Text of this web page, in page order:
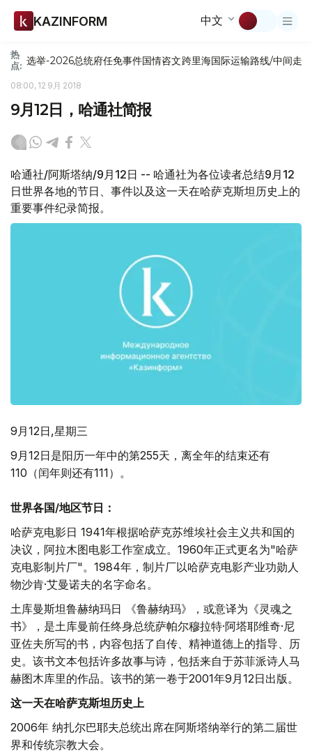
KAZINFORM 中文
热
点: 选举-2026总统府任免事件国情咨文跨里海国际运输路线/中间走廊
08:00, 12 9月 2018
9月12日，哈通社简报
哈通社/阿斯塔纳/9月12日 -- 哈通社为各位读者总结9月12
日世界各地的节日、事件以及这一天在哈萨克斯坦历史上的
重要事件纪录简报。
9月12日,星期三
9月12日是阳历一年中的第255天，离全年的结束还有
110（闰年则还有111）。
世界各国/地区节日：
哈萨克电影日 1941年根据哈萨克苏维埃社会主义共和国的
决议，阿拉木图电影工作室成立。1960年正式更名为"哈萨
克电影制片厂"。1984年，制片厂以哈萨克电影产业功勋人
物沙肯·艾曼诺夫的名字命名。
土库曼斯坦鲁赫纳玛日 《鲁赫纳玛》，或意译为《灵魂之
书》，是土库曼前任终身总统萨帕尔穆拉特·阿塔耶维奇·尼
亚佐夫所写的书，内容包括了自传、精神道德上的指导、历
史。该书文本包括许多故事与诗，包括来自于苏菲派诗人马
赫图木库里的作品。该书的第一卷于2001年9月12日出版。
这一天在哈萨克斯坦历史上
2006年 纳扎尔巴耶夫总统出席在阿斯塔纳举行的第二届世
界和传统宗教大会。